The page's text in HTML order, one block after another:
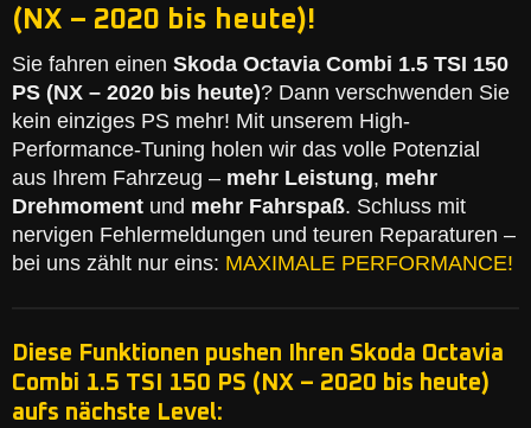
(NX – 2020 bis heute)!
Sie fahren einen Skoda Octavia Combi 1.5 TSI 150
PS (NX – 2020 bis heute)? Dann verschwenden Sie
kein einziges PS mehr! Mit unserem High-
Performance-Tuning holen wir das volle Potenzial
aus Ihrem Fahrzeug – mehr Leistung, mehr
Drehmoment und mehr Fahrspaß. Schluss mit
nervigen Fehlermeldungen und teuren Reparaturen –
bei uns zählt nur eins: MAXIMALE PERFORMANCE!
Diese Funktionen pushen Ihren Skoda Octavia
Combi 1.5 TSI 150 PS (NX – 2020 bis heute)
aufs nächste Level: